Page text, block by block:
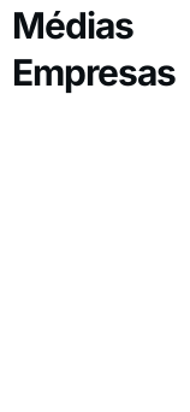
Médias
Empresas